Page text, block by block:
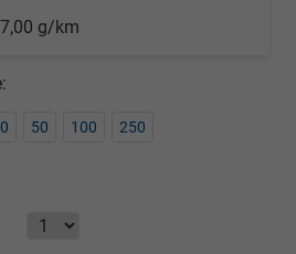
g/km
50 100 250